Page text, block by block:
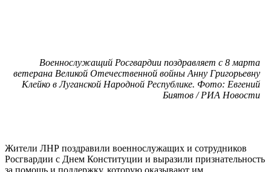
Военнослужащий Росгвардии поздравляет с 8 марта
ветерана Великой Отечественной войны Анну Григорьевну
Клейко в Луганской Народной Республике. Фото: Евгений
Биятов / РИА Новости
Жители ЛНР поздравили военнослужащих и сотрудников
Росгвардии с Днем Конституции и выразили признательность
за помощь и поддержку, которую оказывают им